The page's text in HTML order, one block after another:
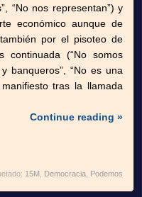
“No nos representan”) y
económico aunque de
por el pisoteo de
(“No somos
banqueros”, “No es una
tras la llamada
Continue reading »
15M Democracia Podemos